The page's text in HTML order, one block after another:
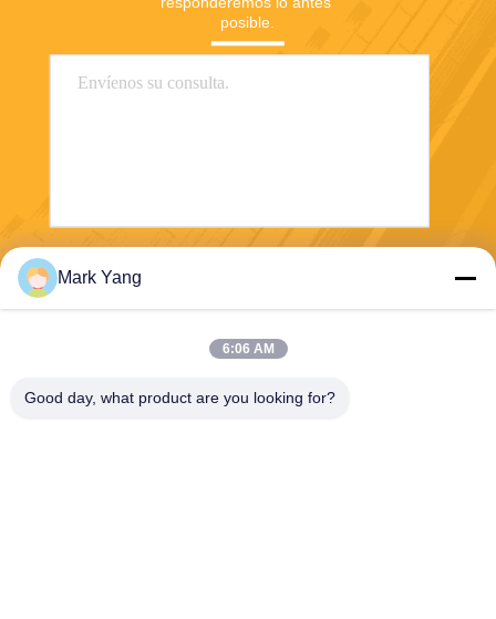
posible.
Mark Yang
6:06 AM
Good day, what product are you looking for?